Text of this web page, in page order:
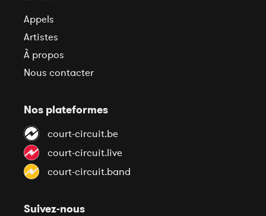
Appels
Artistes
À propos
Nous contacter
Nos plateformes
court-circuit.be
court-circuit.live
court-circuit.band
Suivez-nous